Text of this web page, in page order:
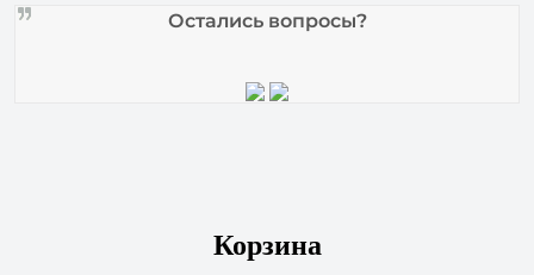
Интернет-магазин от PvGroup обязан иметь